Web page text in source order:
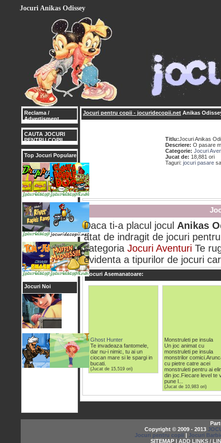
Jocuri Anikas Odissey
Reclama /
Advertisment
CAUTA JOCURI
PENTRU COPII
Top Jocuri Populare
Jocuri Noi
Jocuri pentru copii - jocuridecopii.net Anikas
Titlu:Jocuri Anikas
Descriere: O pasare
Categorie: Jocuri
Jucat de: 18,881 ori
Taguri: jocuri pasare
Daca ti-a placul jocul Anikas
atat de indragit de jocuri
categoria Jocuri Aventuri Te
evidenta a tipurilor de jocuri
Jocuri Asemanatoare:
Ghost Hunter
Te invadeaza fantomele,
dar nu-i nimic, tu ai un
ciocan mare si le spargi in
bucati.
(Jucat de 15,519 ori)
Monstruleti pe insula
Un joc animat cu
monstruleti pe insula
monstrilor
cu pietre catre acei
monstruleti pentru ai
din joc.Fiecare level te
pune l...
(Jucat de 10,983 ori)
Copyright © 2009 - 2013
Jocuri pentru copii | Jocuri
SITEMAP | ADD LINKS /